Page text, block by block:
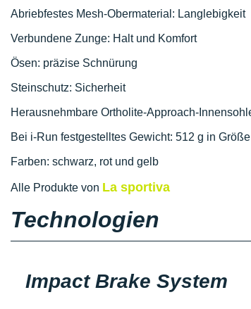
Abriebfestes Mesh-Obermaterial: Langlebigkeit
Verbundene Zunge: Halt und Komfort
Ösen: präzise Schnürung
Steinschutz: Sicherheit
Herausnehmbare Ortholite-Approach-
Bei i-Run festgestelltes Gewicht: 512 g in
Farben: schwarz, rot und gelb
Alle Produkte von La sportiva
Technologien
Impact Brake System